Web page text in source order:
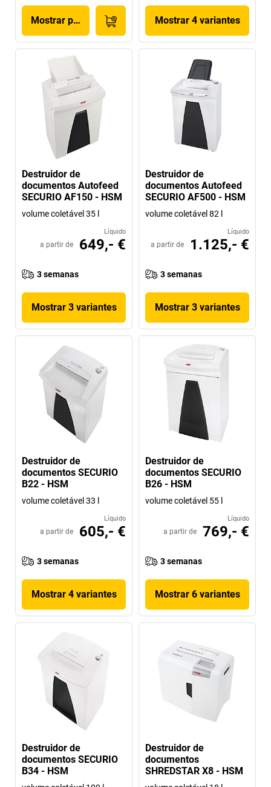
Mostrar produto Mostrar 4 variantes
Destruidor de
documentos Autofeed
SECURIO AF150 - HSM
volume coletável 35 l
Líquido
a partir de 649,- €
3 semanas
Mostrar 3 variantes
Destruidor de
documentos Autofeed
SECURIO AF500 - HSM
volume coletável 82 l
Líquido
a partir de 1.125,- €
3 semanas
Mostrar 3 variantes
Destruidor de
documentos SECURIO
B22 - HSM
volume coletável 33 l
Líquido
a partir de 605,- €
3 semanas
Mostrar 4 variantes
Destruidor de
documentos SECURIO
B26 - HSM
volume coletável 55 l
Líquido
a partir de 769,- €
3 semanas
Mostrar 6 variantes
Destruidor de
documentos SECURIO
B34 - HSM
Destruidor de
documentos
SHREDSTAR X8 - HSM